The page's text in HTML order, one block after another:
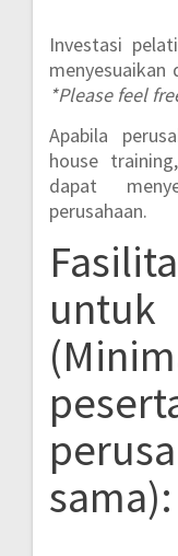
Investasi
menyesuaikan
*Please feel
Apabila
house
dapat
perusahaan.
sama):